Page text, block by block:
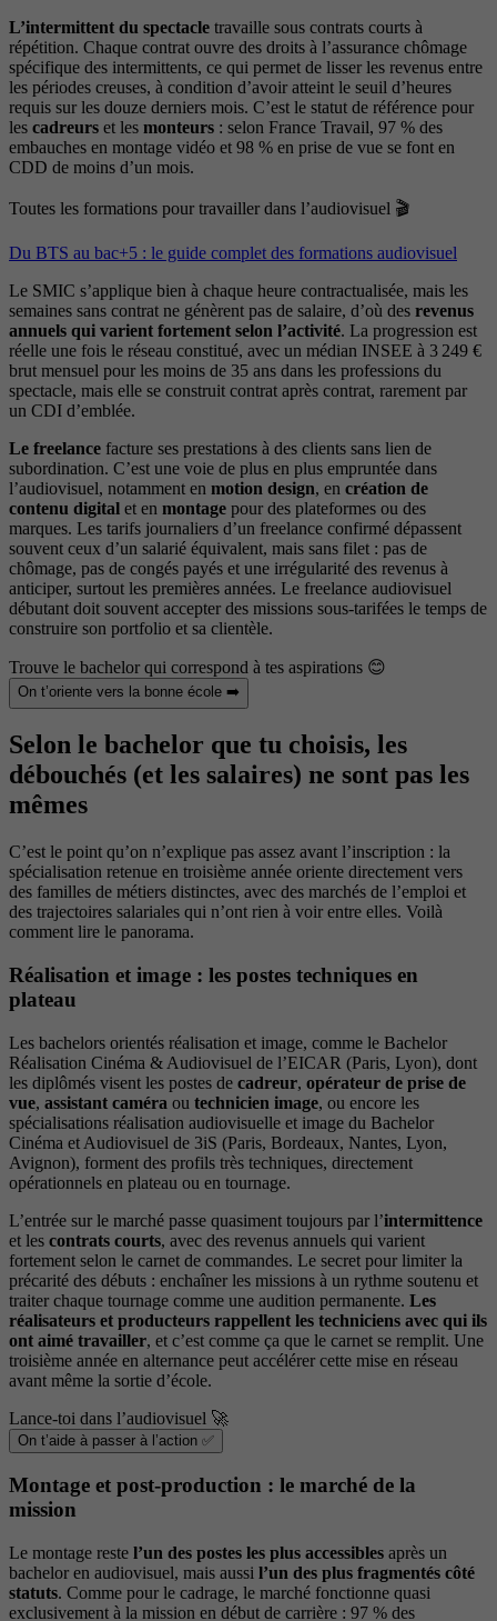
L’intermittent du spectacle travaille sous contrats courts à
répétition. Chaque contrat ouvre des droits à l’assurance chômage
spécifique des intermittents, ce qui permet de lisser les revenus entre
les périodes creuses, à condition d’avoir atteint le seuil d’heures
requis sur les douze derniers mois. C’est le statut de référence pour
les cadreurs et les monteurs : selon France Travail, 97 % des
embauches en montage vidéo et 98 % en prise de vue se font en
CDD de moins d’un mois.
Toutes les formations pour travailler dans l’audiovisuel 🎬
Du BTS au bac+5 : le guide complet des formations audiovisuel
Le SMIC s’applique bien à chaque heure contractualisée, mais les
semaines sans contrat ne génèrent pas de salaire, d’où des revenus
annuels qui varient fortement selon l’activité. La progression est
réelle une fois le réseau constitué, avec un médian INSEE à 3 249 €
brut mensuel pour les moins de 35 ans dans les professions du
spectacle, mais elle se construit contrat après contrat, rarement par
un CDI d’emblée.
Le freelance facture ses prestations à des clients sans lien de
subordination. C’est une voie de plus en plus empruntée dans
l’audiovisuel, notamment en motion design, en création de
contenu digital et en montage pour des plateformes ou des
marques. Les tarifs journaliers d’un freelance confirmé dépassent
souvent ceux d’un salarié équivalent, mais sans filet : pas de
chômage, pas de congés payés et une irrégularité des revenus à
anticiper, surtout les premières années. Le freelance audiovisuel
débutant doit souvent accepter des missions sous-tarifées le temps de
construire son portfolio et sa clientèle.
Trouve le bachelor qui correspond à tes aspirations 😊
On t’oriente vers la bonne école ➡️
Selon le bachelor que tu choisis, les
débouchés (et les salaires) ne sont pas les
mêmes
C’est le point qu’on n’explique pas assez avant l’inscription : la
spécialisation retenue en troisième année oriente directement vers
des familles de métiers distinctes, avec des marchés de l’emploi et
des trajectoires salariales qui n’ont rien à voir entre elles. Voilà
comment lire le panorama.
Réalisation et image : les postes techniques en
plateau
Les bachelors orientés réalisation et image, comme le Bachelor
Réalisation Cinéma & Audiovisuel de l’EICAR (Paris, Lyon), dont
les diplômés visent les postes de cadreur, opérateur de prise de
vue, assistant caméra ou technicien image, ou encore les
spécialisations réalisation audiovisuelle et image du Bachelor
Cinéma et Audiovisuel de 3iS (Paris, Bordeaux, Nantes, Lyon,
Avignon), forment des profils très techniques, directement
opérationnels en plateau ou en tournage.
L’entrée sur le marché passe quasiment toujours par l’intermittence
et les contrats courts, avec des revenus annuels qui varient
fortement selon le carnet de commandes. Le secret pour limiter la
précarité des débuts : enchaîner les missions à un rythme soutenu et
traiter chaque tournage comme une audition permanente. Les
réalisateurs et producteurs rappellent les techniciens avec qui ils
ont aimé travailler, et c’est comme ça que le carnet se remplit. Une
troisième année en alternance peut accélérer cette mise en réseau
avant même la sortie d’école.
Lance-toi dans l’audiovisuel 🚀
On t’aide à passer à l’action ✅
Montage et post-production : le marché de la
mission
Le montage reste l’un des postes les plus accessibles après un
bachelor en audiovisuel, mais aussi l’un des plus fragmentés côté
statuts. Comme pour le cadrage, le marché fonctionne quasi
exclusivement à la mission en début de carrière : 97 % des